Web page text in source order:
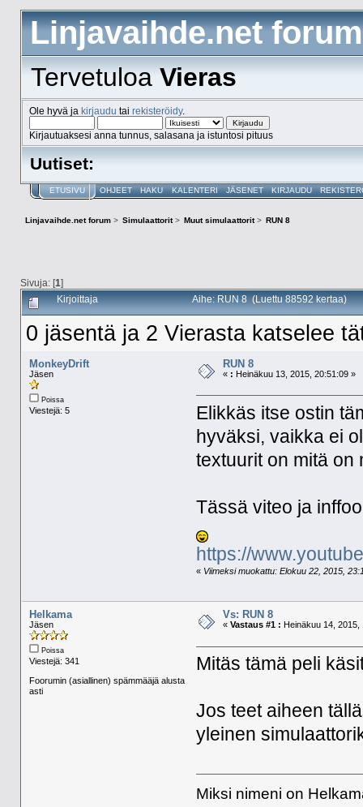
Linjavaihde.net forum
TervetuloaVieras
Ole hyvä ja kirjaudu tai rekisteröidy.
Kirjautuaksesi anna tunnus, salasana ja istuntosi pituus
Uutiset:
ETUSIVU OHJEET HAKU KALENTERI JÄSENET KIRJAUDU
Linjavaihde.net forum> Simulaattorit> Muut simulaattorit> RUN 8
Sivuja: [1]
Kirjoittaja Aihe: RUN 8 (Luettu 88592 kertaa)
0 jäsentä ja 2 Vierasta katselee
MonkeyDrift
Jäsen
Poissa
Viestejä: 5
RUN 8
« : Heinäkuu 13, 2015, 20:51:09 »
Elikkäs itse ostin
hyväksi, vaikka ei
textuurit on mitä on
Tässä viteo ja
https://
« Viimeksi muokattu: Elokuu 22, 2015,
Helkama
Jäsen
Poissa
Viestejä: 341
Foorumin (asiallinen) spämmääjä alusta
asti
Vs: RUN 8
« Vastaus #1 : Heinäkuu 14, 2015,
Mitäs tämä peli
Jos teet aiheen
yleinen
Miksi nimeni on